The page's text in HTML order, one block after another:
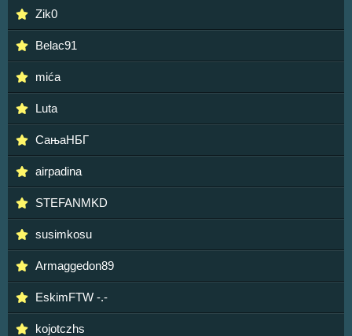
Zik0
Belac91
mića
Luta
СањаНБГ
airpadina
STEFANMKD
susimkosu
Armaggedon89
EskimFTW -.-
kojotczhs